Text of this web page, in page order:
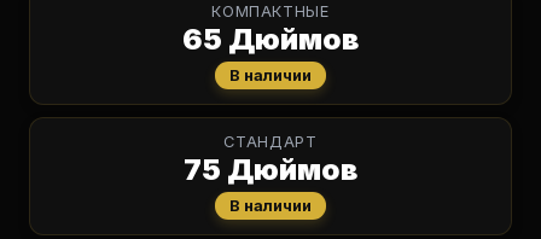
КОМПАКТНЫЕ
65 Дюймов
В наличии
СТАНДАРТ
75 Дюймов
В наличии